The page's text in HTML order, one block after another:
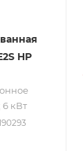
HP
кВт